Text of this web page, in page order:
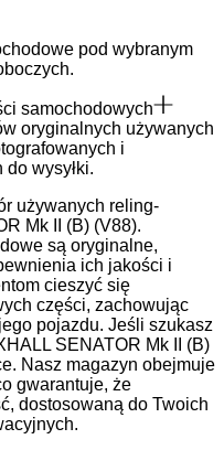
pod wybranym
samochodowych
oryginalnych używanych
i
wysyłki.
używanych reling-
Mk II (B) (V88).
są oryginalne,
ich jakości i
cieszyć się
części, zachowując
pojazdu. Jeśli szukasz
SENATOR Mk II (B)
Nasz magazyn obejmuje
gwarantuje, że
dostosowaną do Twoich